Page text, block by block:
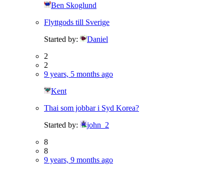
Ben Skoglund
Flyttgods till Sverige
Started by:
Daniel
2
2
9 years, 5 months ago
Kent
Thai som jobbar i Syd Korea?
Started by:
john_2
8
8
9 years, 9 months ago